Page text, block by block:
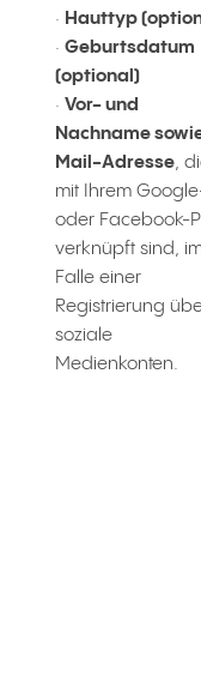
· Hauttyp
· Geburtsdatum
(optional)
· Vor- und
Nachname
Mail-Adresse,
mit Ihrem
oder Facebook-
verknüpft sind,
Falle einer
Registrierung
soziale
Medienkonten.